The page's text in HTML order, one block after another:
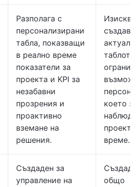
Разполага с
персонализирани
табла, показващи
в реално време
показатели за
проекта и KPI за
незабавни
прозрения и
проактивно
вземане на
решения.
Изисква
таблото
което
проекта
време.
Създаден за
управление на
общо